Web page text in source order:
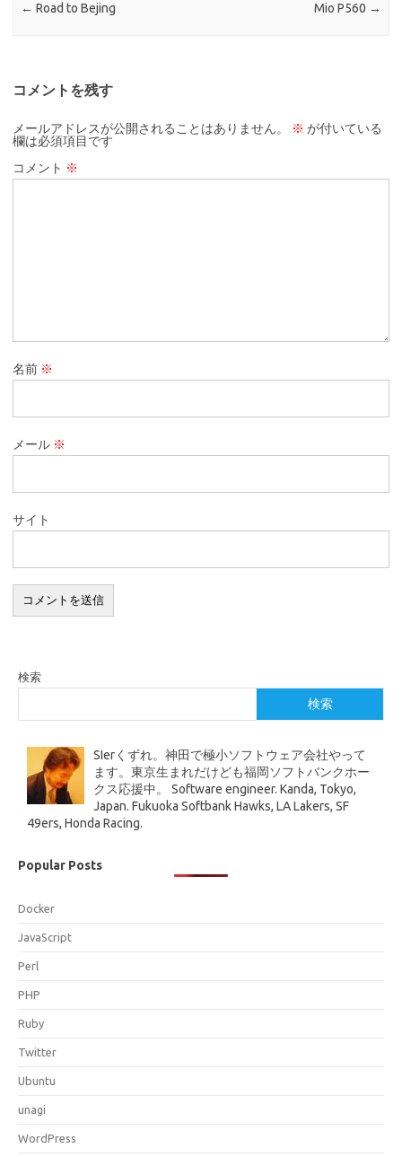
← Road to Bejing Mio P560 →
コメントを残す
メールアドレスが公開されることはありません。 ※ が付いている
欄は必須項目です
コメント ※
名前 ※
メール ※
サイト
検索
検索
SIerくずれ。神田で極小ソフトウェア会社やって
ます。東京生まれだけども福岡ソフトバンクホー
クス応援中。 Software engineer. Kanda, Tokyo,
Japan. Fukuoka Softbank Hawks, LA Lakers, SF
49ers, Honda Racing.
Popular Posts
Docker
JavaScript
Perl
PHP
Ruby
Twitter
Ubuntu
unagi
WordPress